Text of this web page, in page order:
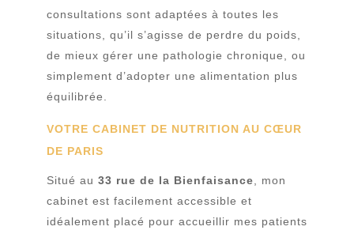
consultations sont adaptées à toutes les
situations, qu’il s’agisse de perdre du poids,
de mieux gérer une pathologie chronique, ou
simplement d’adopter une alimentation plus
équilibrée.
VOTRE CABINET DE NUTRITION AU CŒUR
DE PARIS
Situé au 33 rue de la Bienfaisance , mon
cabinet est facilement accessible et
idéalement placé pour accueillir mes patients